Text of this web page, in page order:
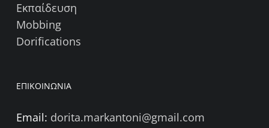
Εκπαίδευση
Mobbing
Dorifications
ΕΠΙΚΟΙΝΩΝΙΑ
Email: dorita.markantoni@gmail.com